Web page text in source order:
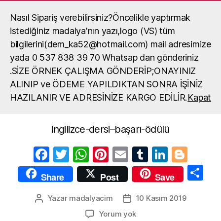
Nasıl Sipariş verebilirsiniz?Öncelikle yaptırmak
istediğiniz madalya'nın yazı,logo (VS) tüm
bilgilerini(dem_ka52@hotmail.com) mail adresimize
yada 0 537 838 39 70 Whatsap dan gönderiniz
.SİZE ÖRNEK ÇALIŞMA GÖNDERİP;ONAYINIZ
ALINIP ve ÖDEME YAPILDIKTAN SONRA İŞİNİZ
HAZILANIR VE ADRESİNİZE KARGO EDİLİR.Kapat
Madalya, madalya yaptırma, okul
madalya örneği
ingilizce-dersi–başarı-
ödülü
ingilizce-dersi–başarı-ödülü
F
a
c
e
T
w
itt
er
W
h
at
s
Pi
nt
er
e
E
m
ail
T
u
m
bl
Li
n
k
e
o
g
Share Post Save
Yazının
Yazar madalyacim
Yazı
tarihi
10 Kasım 2019
Yorum yokingilizce-